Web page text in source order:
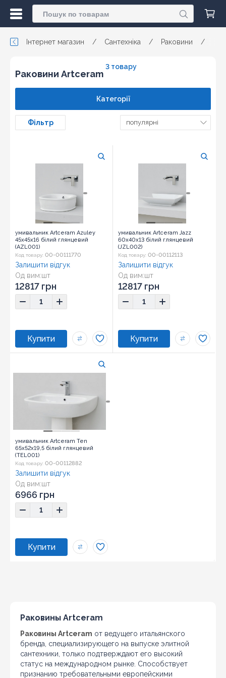
Інтернет магазин / Сантехніка / Раковини /
Раковини Artceram
3 товару
Фільтр
Категорії
популярні
умивальник Artceram Azuley
45x45x16 білий глянцевий
(AZL001)
Код товару: 00-00111770
Од вим:шт
Залишити відгук
12817 грн
умивальник Artceram Jazz
60x40x13 білий глянцевий
(JZL002)
Код товару: 00-00112113
Од вим:шт
Залишити відгук
12817 грн
умивальник Artceram Ten
65x52x19,5 білий глянцевий
(TEL001)
Код товару: 00-00112882
Од вим:шт
Залишити відгук
6966 грн
Раковины Artceram
Раковины Artceram от ведущего итальянского
бренда, специализирующего на выпуске элитной
сантехники, только подтверждают его высокий
статус на международном рынке. Способствует
признанию требовательными европейскими